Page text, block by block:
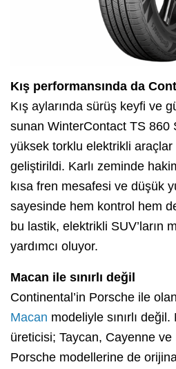
Kış performansında da
Kış aylarında sürüş keyfi ve
sunan WinterContact TS 860
yüksek torklu elektrikli
geliştirildi. Karlı zeminde
kısa fren mesafesi ve düşük
sayesinde hem kontrol hem
bu lastik, elektrikli SUV’ların
yardımcı oluyor.
Macan ile sınırlı değil
Continental’in Porsche ile
Macan modeliyle sınırlı
üreticisi; Taycan, Cayenne
Porsche modellerine de